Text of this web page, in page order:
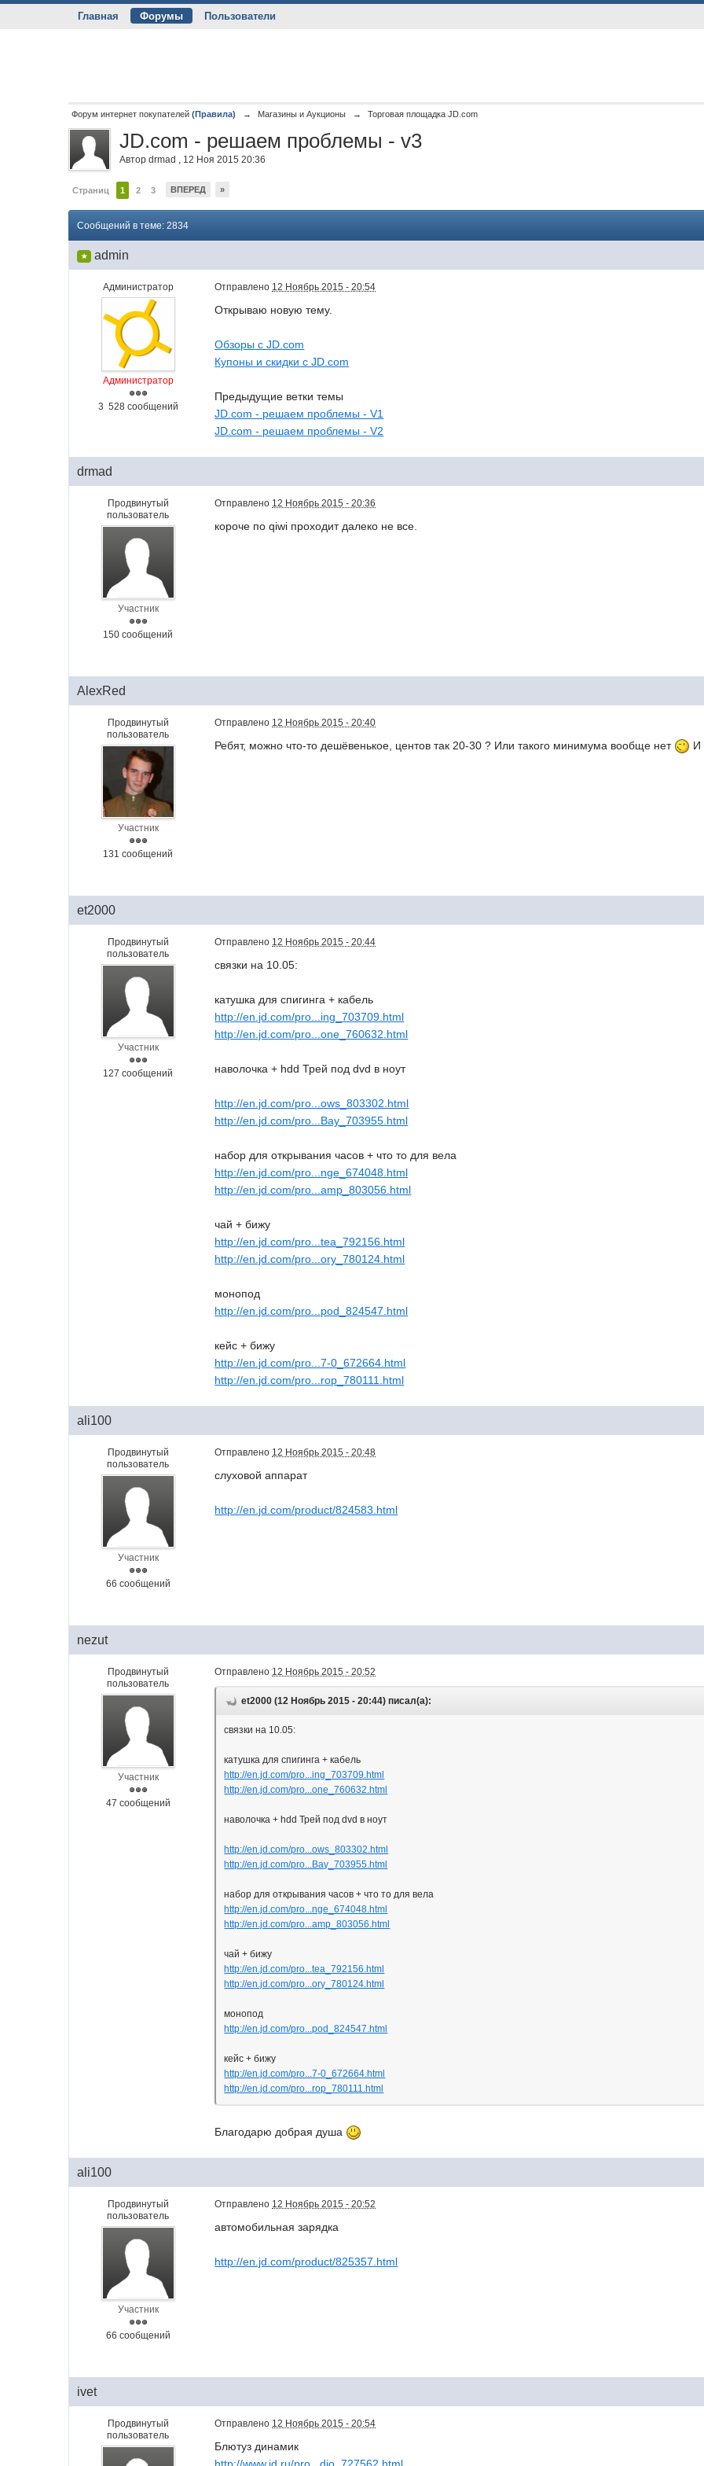
Главная Форумы Пользователи
Форум интернет покупателей (Правила) → Магазины и Аукционы → Торговая площадка JD.com
JD.com - решаем проблемы - v3
Авторdrmad , 12 Ноя 2015 20:36
Страниц 1 2 3 ВПЕРЕД »
Сообщений в теме: 2834
★ admin
Администратор
Администратор
3 528 сообщений
Отправлено 12 Ноябрь 2015 - 20:54
Открываю новую тему.
Обзоры с JD.com
Купоны и скидки с JD.com
Предыдущие ветки темы
JD.com - решаем проблемы - V1
JD.com - решаем проблемы - V2
drmad
Продвинутый
пользователь
Участник
150 сообщений
Отправлено 12 Ноябрь 2015 - 20:36
короче по qiwi проходит далеко не все.
AlexRed
Продвинутый
пользователь
Участник
131 сообщений
Отправлено 12 Ноябрь 2015 - 20:40
Ребят, можно что-то дешёвенькое, центов так 20-30 ? Или такого минимума вообще нет И
et2000
Продвинутый
пользователь
Участник
127 сообщений
Отправлено 12 Ноябрь 2015 - 20:44
связки на 10.05:
катушка для спигинга + кабель
http://en.jd.com/pro...ing_703709.html
http://en.jd.com/pro...one_760632.html
наволочка + hdd Трей под dvd в ноут
http://en.jd.com/pro...ows_803302.html
http://en.jd.com/pro...Bay_703955.html
набор для открывания часов + что то для вела
http://en.jd.com/pro...nge_674048.html
http://en.jd.com/pro...amp_803056.html
чай + бижу
http://en.jd.com/pro...tea_792156.html
http://en.jd.com/pro...ory_780124.html
монопод
http://en.jd.com/pro...pod_824547.html
кейс + бижу
http://en.jd.com/pro...7-0_672664.html
http://en.jd.com/pro...rop_780111.html
ali100
Продвинутый
пользователь
Участник
66 сообщений
Отправлено 12 Ноябрь 2015 - 20:48
слуховой аппарат
http://en.jd.com/product/824583.html
nezut
Продвинутый
пользователь
Участник
47 сообщений
Отправлено 12 Ноябрь 2015 - 20:52
et2000 (12 Ноябрь 2015 - 20:44) писал(а):
связки на 10.05:
катушка для спигинга + кабель
http://en.jd.com/pro...ing_703709.html
http://en.jd.com/pro...one_760632.html
наволочка + hdd Трей под dvd в ноут
http://en.jd.com/pro...ows_803302.html
http://en.jd.com/pro...Bay_703955.html
набор для открывания часов + что то для вела
http://en.jd.com/pro...nge_674048.html
http://en.jd.com/pro...amp_803056.html
чай + бижу
http://en.jd.com/pro...tea_792156.html
http://en.jd.com/pro...ory_780124.html
монопод
http://en.jd.com/pro...pod_824547.html
кейс + бижу
http://en.jd.com/pro...7-0_672664.html
http://en.jd.com/pro...rop_780111.html
Благодарю добрая душа
ali100
Продвинутый
пользователь
Участник
66 сообщений
Отправлено 12 Ноябрь 2015 - 20:52
автомобильная зарядка
http://en.jd.com/product/825357.html
ivet
Продвинутый
пользователь
Отправлено 12 Ноябрь 2015 - 20:54
Блютуз динамик